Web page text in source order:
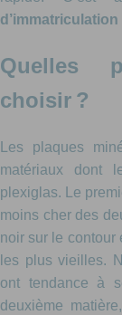
Quelles
choisir ?
Les plaques
matériaux dont
plexiglas. Le
moins cher des
noir sur le contour
les plus vieilles.
ont tendance à
deuxième